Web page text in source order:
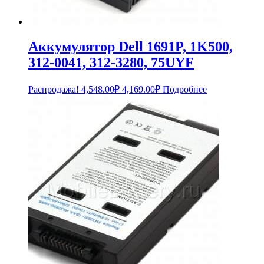
Аккумулятор Dell 1691P, 1K500,
312-0041, 312-3280, 75UYF
Распродажа! 4,548.00₽ Первоначальная
составляла
4,548.00₽.
4,169.00₽Текущая
цена:
4,169.00₽.
Подробнее